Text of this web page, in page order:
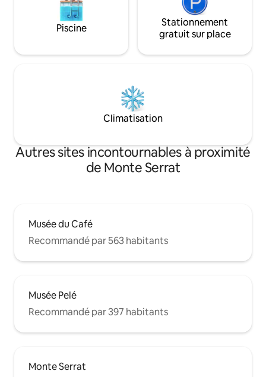
Piscine
Stationnement
gratuit sur place
Climatisation
Autres sites incontournables à proximité
de Monte Serrat
Musée du Café
Recommandé par 563 habitants
Musée Pelé
Recommandé par 397 habitants
Monte Serrat